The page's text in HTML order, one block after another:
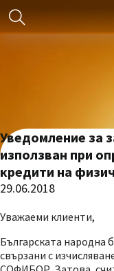
Уведомление за
използван при
кредити на
29.06.2018
Уважаеми клиенти,
Българската народна
свързани с